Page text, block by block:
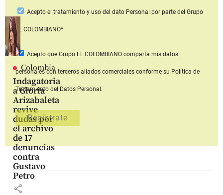
Colombia
Indagatoria
a Gloria
Arizabaleta
revive
dudas por
el archivo
de 17
denuncias
contra
Gustavo
Petro
share
Acepto el tratamiento y uso del dato Personal por parte del Grupo
EL COLOMBIANO*
Acepto que Grupo EL COLOMBIANOcomparta mis datos
personales con terceros aliados comerciales conforme su Política de
Tratamiento del Datos Personal.